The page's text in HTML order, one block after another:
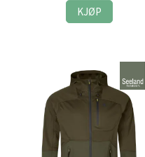
KJØP